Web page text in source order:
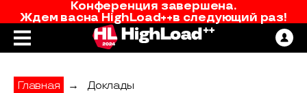
Конференция завершена.
Ждем васна HighLoad++в следующий раз!
Главная → Доклады